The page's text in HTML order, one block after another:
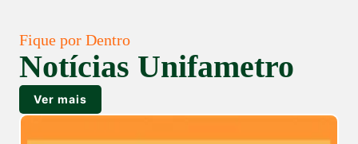
Fique por Dentro
Notícias Unifametro
Ver mais